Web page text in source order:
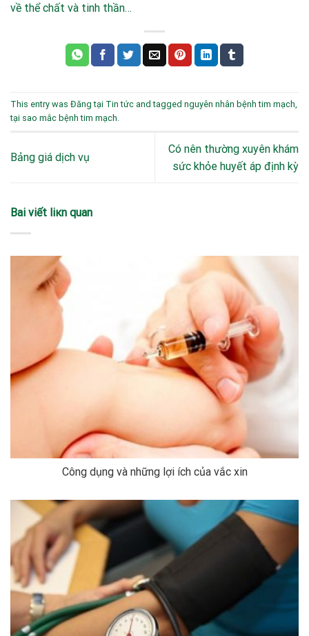
về thể chất và tinh thần…
This entry was Đăng tại Tin tức and tagged nguyên nhân bệnh tim mạch
tại sao mắc bệnh tim mạch
Bảng giá dịch vụ
Có nên thường xuyên khám
sức khỏe huyết áp định kỳ
Bаi viết liкn quan
Công dụng và những lợi ích của vắc xin